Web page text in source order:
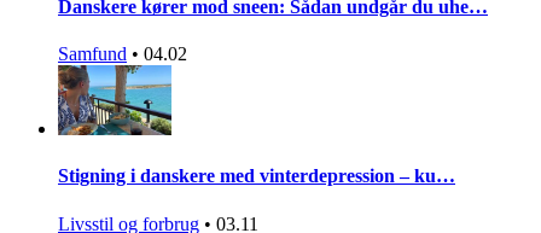
Danskere kører mod sneen: Sådan undgår du uhe…
Samfund • 04.02
Stigning i danskere med vinterdepression – ku…
Livsstil og forbrug • 03.11